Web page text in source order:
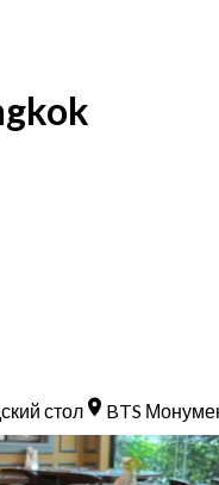
стол BTS